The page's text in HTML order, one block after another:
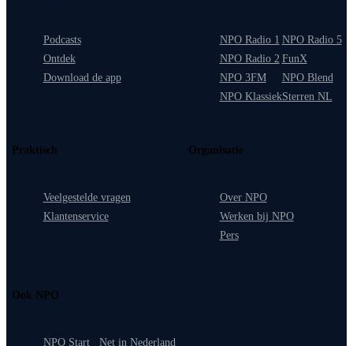
Podcasts
Ontdek
Download de app
NPO Radio 1
NPO Radio 2
NPO 3FM
NPO Klassiek
NPO Radio 5
FunX
NPO Blend
Sterren NL
Praktisch
Veelgestelde vragen
Klantenservice
Organisatie
Over NPO
Werken bij NPO
Pers
Ook NPO
NPO Start Net in Nederland